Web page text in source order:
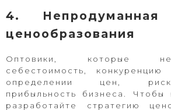
4. Непродуманная
ценообразования
Оптовики, которые
себестоимость,
определении цен,
прибыльность бизнеса. Чтобы
разработайте стратегию